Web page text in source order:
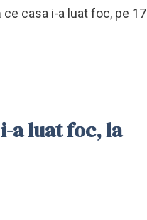
casa i-a luat foc, pe 17
a luat foc, la